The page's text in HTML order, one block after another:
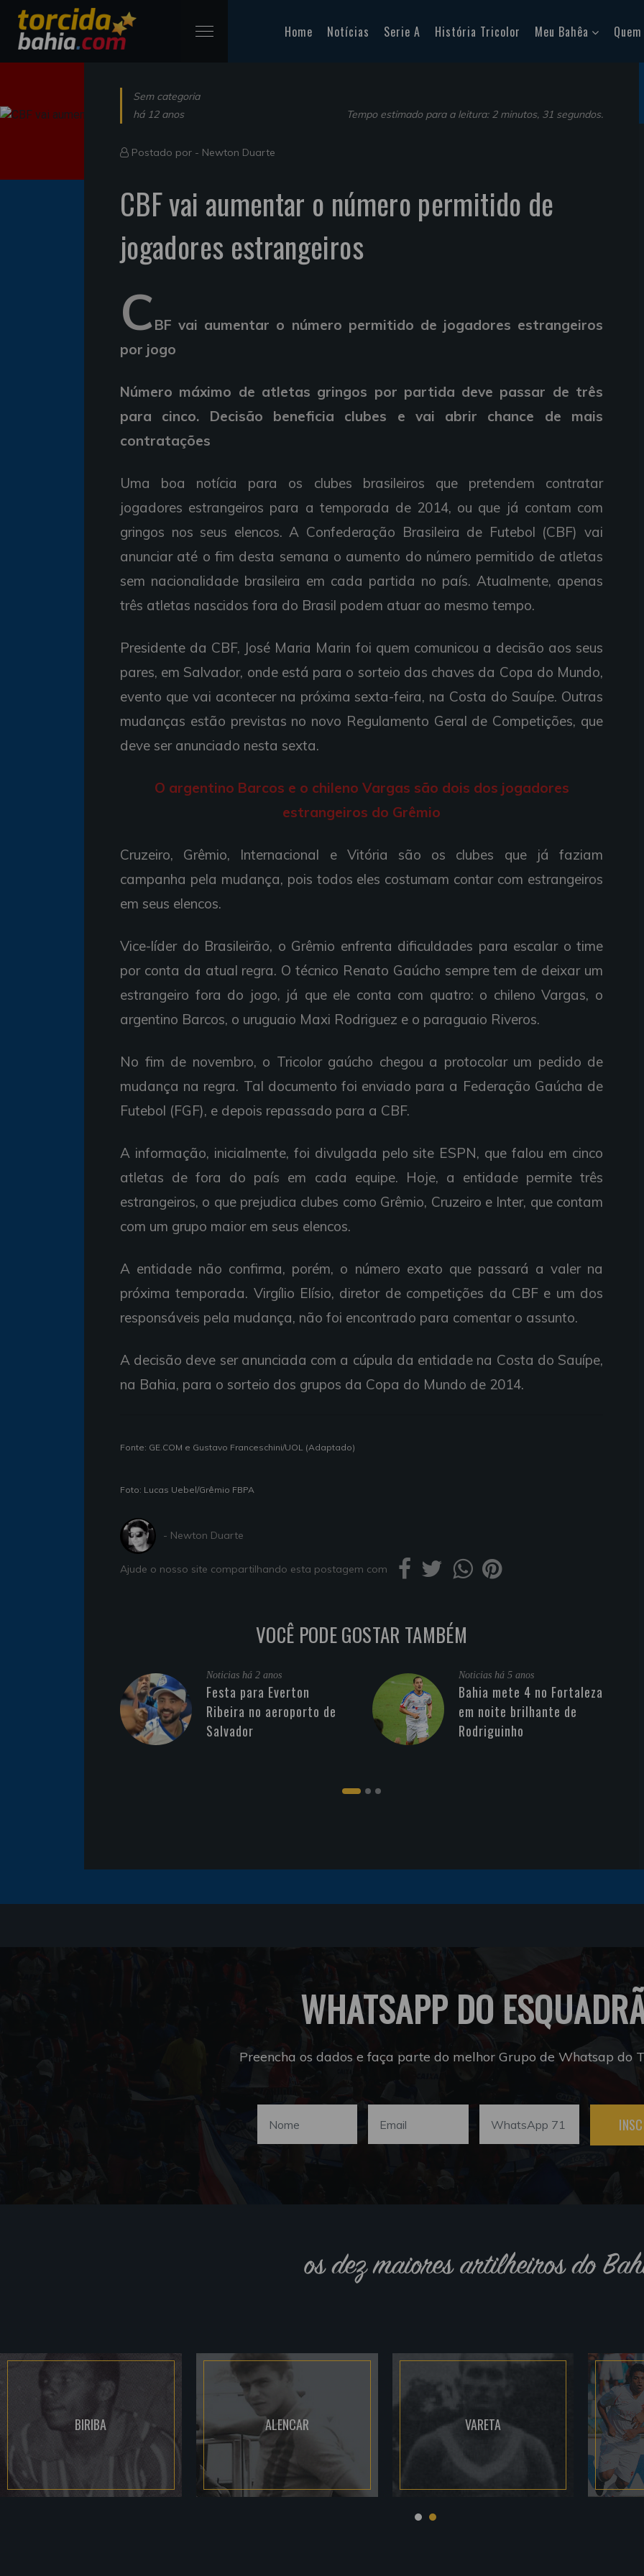
Home Notícias Serie A História Tricolor Meu Bahêa
Sem categoria
há 12 anos
Tempo estimado para a leitura: 2 minutos, 31 segundos.
Postado por - Newton Duarte
CBF vai aumentar o número permitido de
jogadores estrangeiros
CBF vai aumentar o número permitido de jogadores estrangeiros
por jogo
Número máximo de atletas gringos por partida deve passar de três
para cinco. Decisão beneficia clubes e vai abrir chance de mais
contratações
Uma boa notícia para os clubes brasileiros que pretendem contratar
jogadores estrangeiros para a temporada de 2014, ou que já contam com
gringos nos seus elencos. A Confederação Brasileira de Futebol (CBF) vai
anunciar até o fim desta semana o aumento do número permitido de atletas
sem nacionalidade brasileira em cada partida no país. Atualmente, apenas
três atletas nascidos fora do Brasil podem atuar ao mesmo tempo.
Presidente da CBF, José Maria Marin foi quem comunicou a decisão aos seus
pares, em Salvador, onde está para o sorteio das chaves da Copa do Mundo,
evento que vai acontecer na próxima sexta-feira, na Costa do Sauípe. Outras
mudanças estão previstas no novo Regulamento Geral de Competições, que
deve ser anunciado nesta sexta.
O argentino Barcos e o chileno Vargas são dois dos jogadores
estrangeiros do Grêmio
Cruzeiro, Grêmio, Internacional e Vitória são os clubes que já faziam
campanha pela mudança, pois todos eles costumam contar com estrangeiros
em seus elencos.
Vice-líder do Brasileirão, o Grêmio enfrenta dificuldades para escalar o time
por conta da atual regra. O técnico Renato Gaúcho sempre tem de deixar um
estrangeiro fora do jogo, já que ele conta com quatro: o chileno Vargas, o
argentino Barcos, o uruguaio Maxi Rodriguez e o paraguaio Riveros.
No fim de novembro, o Tricolor gaúcho chegou a protocolar um pedido de
mudança na regra. Tal documento foi enviado para a Federação Gaúcha de
Futebol (FGF), e depois repassado para a CBF.
A informação, inicialmente, foi divulgada pelo site ESPN, que falou em cinco
atletas de fora do país em cada equipe. Hoje, a entidade permite três
estrangeiros, o que prejudica clubes como Grêmio, Cruzeiro e Inter, que contam
com um grupo maior em seus elencos.
A entidade não confirma, porém, o número exato que passará a valer na
próxima temporada. Virgílio Elísio, diretor de competições da CBF e um dos
responsáveis pela mudança, não foi encontrado para comentar o assunto.
A decisão deve ser anunciada com a cúpula da entidade na Costa do Sauípe,
na Bahia, para o sorteio dos grupos da Copa do Mundo de 2014.
Fonte: GE.COM e Gustavo Franceschini/UOL (Adaptado)
Foto: Lucas Uebel/Grêmio FBPA
- Newton Duarte
Ajude o nosso site compartilhando esta postagem com
VOCÊ PODE GOSTAR TAMBÉM
Noticias há 2 anos
Festa para Everton
Ribeira no aeroporto de
Salvador
Noticias há 5 anos
Bahia mete 4 no Fortaleza
em noite brilhante de
Rodriguinho
WHATSAPP DO
Preencha os dados e faça parte do melhor Grupo de Whatsap do
os dez maiores artilheiros do
BIRIBA ALENCAR VARETA